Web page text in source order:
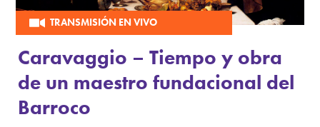
TRANSMISIÓN EN VIVO
Caravaggio – Tiempo y obra
de un maestro fundacional del
Barroco